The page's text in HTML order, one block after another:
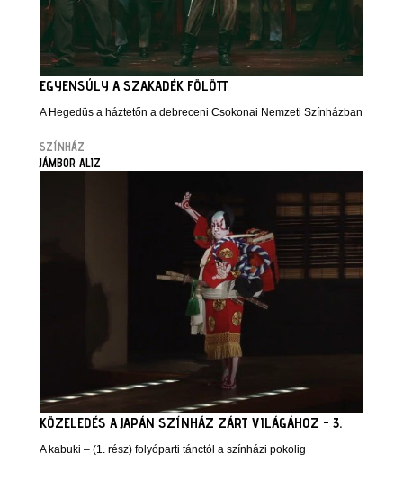
EGYENSÚLY A SZAKADÉK FÖLÖTT
A Hegedüs a háztetőn a debreceni Csokonai Nemzeti Színházban
SZÍNHÁZ
JÁMBOR ALIZ
KÖZELEDÉS A JAPÁN SZÍNHÁZ ZÁRT VILÁGÁHOZ - 3.
A kabuki – (1. rész) folyóparti tánctól a színházi pokolig